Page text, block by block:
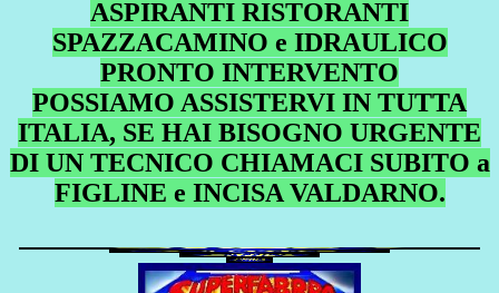
ASPIRANTI RISTORANTI
SPAZZACAMINO e IDRAULICO
PRONTO INTERVENTO
POSSIAMO ASSISTERVI IN TUTTA
ITALIA, SE HAI BISOGNO URGENTE
DI UN TECNICO CHIAMACI SUBITO a
FIGLINE e INCISA VALDARNO.